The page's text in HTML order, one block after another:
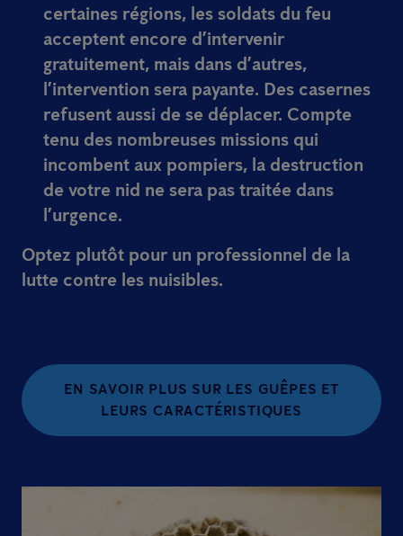
certaines régions, les soldats du feu
acceptent encore d’intervenir
gratuitement, mais dans d’autres,
l’intervention sera payante. Des casernes
refusent aussi de se déplacer. Compte
tenu des nombreuses missions qui
incombent aux pompiers, la destruction
de votre nid ne sera pas traitée dans
l’urgence.
Optez plutôt pour un professionnel de la
lutte contre les nuisibles.
EN SAVOIR PLUS SUR LES GUÊPES ET
LEURS CARACTÉRISTIQUES